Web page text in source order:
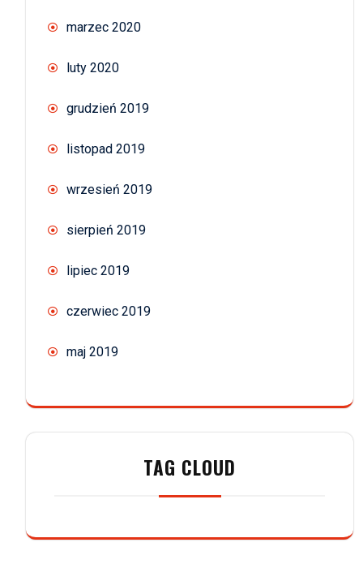
marzec 2020
luty 2020
grudzień 2019
listopad 2019
wrzesień 2019
sierpień 2019
lipiec 2019
czerwiec 2019
maj 2019
TAG CLOUD